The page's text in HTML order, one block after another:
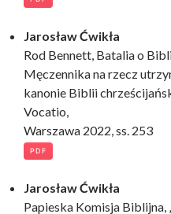
Jarosław Ćwikła
Rod Bennett, Batalia o
Męczennika na rzecz
kanonie Biblii
Vocatio,
Warszawa 2022, ss. 253
PDF
Jarosław Ćwikła
Papieska Komisja Biblijna,